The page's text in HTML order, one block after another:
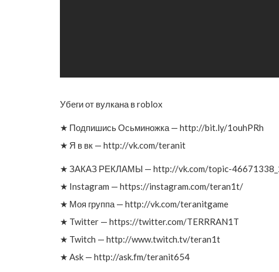
Убеги от вулкана в roblox
★ Подпишись Осьминожка — http://bit.ly/1ouhPRh
★ Я в вк — http://vk.com/teranit
★ ЗАКАЗ РЕКЛАМЫ — http://vk.com/topic-
★ Instagram — https://instagram.com/teran1t/
★ Моя группа — http://vk.com/teranitgame
★ Twitter — https://twitter.com/TERRRAN1T
★ Twitch — http://www.twitch.tv/teran1t
★ Ask — http://ask.fm/teranit654